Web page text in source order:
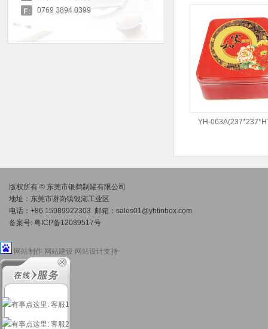
0769 3894 0399
YH-
版权所有 © 东莞市银鹤制罐有限公司
地址：东莞市谢岗镇银湖工业区
电话：+86 15989922303 邮箱： sales01@yhtinbox.com
备案号: 粤ICP备12089517号
: 客服1
: 客服2
网站制作 网站建设 网站设计支持